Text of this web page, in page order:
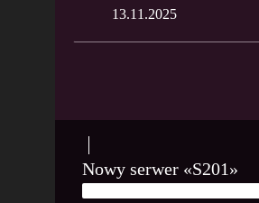
13.11.2025
Nowy serwer «S201»